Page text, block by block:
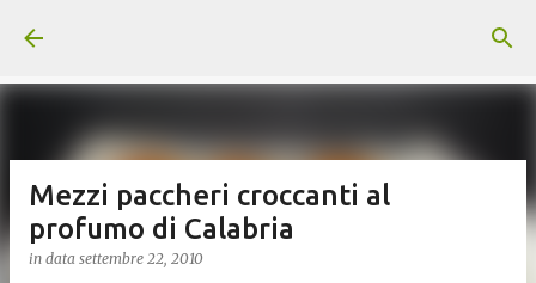
Mezzi paccheri croccanti al
profumo di Calabria
in data settembre 22, 2010